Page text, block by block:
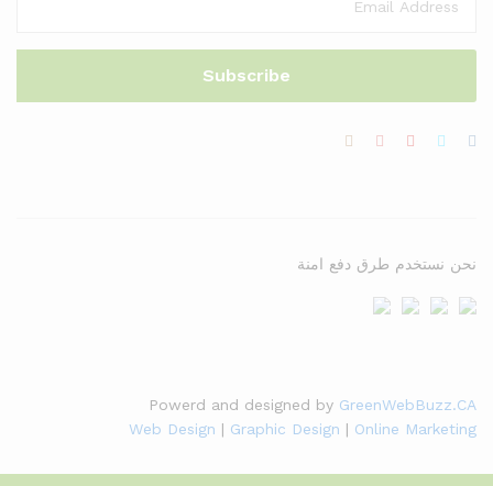
Powerd and designed by GreenWebBuzz.CA
Web Design | Graphic Design | Online Marketing
نحن نستخدم طرق دفع امنة